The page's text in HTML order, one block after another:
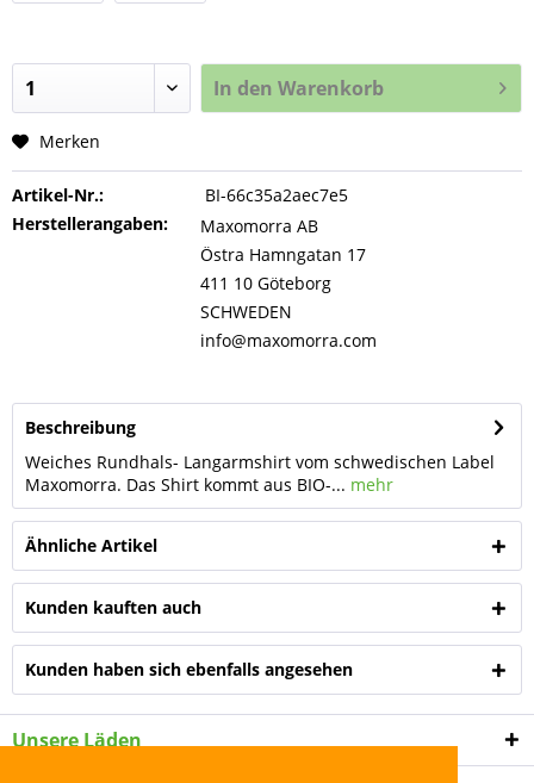
In den Warenkorb
Merken
Artikel-Nr.:
BI-66c35a2aec7e5
Herstellerangaben:
Maxomorra AB
Östra Hamngatan 17
411 10 Göteborg
SCHWEDEN
info@maxomorra.com
Beschreibung
Weiches Rundhals- Langarmshirt vom schwedischen Label
Maxomorra. Das Shirt kommt aus BIO-... mehr
Ähnliche Artikel
Kunden kauften auch
Kunden haben sich ebenfalls angesehen
Unsere Läden